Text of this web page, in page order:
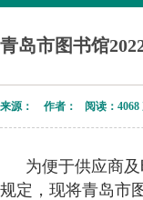
青岛市图书馆
来源： 作者： 阅读：
为便于供应商
规定，现将青岛市